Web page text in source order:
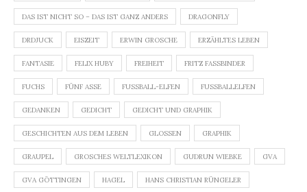
DAS IST NICHT SO – DAS IST GANZ ANDERS DRAGONFLY
DRDJUCK EISZEIT ERWIN GROSCHE ERZÄHLTES LEBEN
FANTASIE FELIX HUBY FREIHEIT FRITZ FASSBINDER
FUCHS FÜNF ASSE FUSSBALL-ELFEN FUSSBALLELFEN
GEDANKEN GEDICHT GEDICHT UND GRAPHIK
GESCHICHTEN AUS DEM LEBEN GLOSSEN GRAPHIK
GRAUPEL GROSCHES WELTLEXIKON GUDRUN WIEBKE GVA
GVA GÖTTINGEN HAGEL HANS CHRISTIAN RÜNGELER